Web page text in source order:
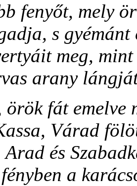
fenyőt, mely
s
meg,
arany
örök fát emelve
Várad
Arad és
a